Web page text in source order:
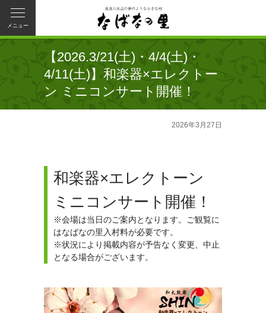
メニュー
【2026.3/21(土)・4/4(土)・
4/11(土)】和楽器×エレクトー
ン ミニコンサート開催！
2026年3月27日
和楽器×エレクトーン
ミニコンサート開催！
※会場は当日のご案内となります。ご観覧に
はなばなの里入村料が必要です。
※状況により掲載内容が予告なく変更、中止
となる場合がございます。